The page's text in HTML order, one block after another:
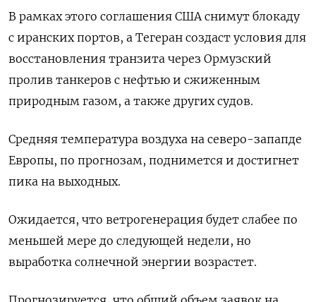
В рамках этого соглашения США снимут блокаду
с иранских портов, а ​Тегеран создаст условия ​для
восстановления ‌транзита через Ормузский
пролив танкеров с нефтью и ​сжиженным
природным газом, а также других судов.
Средняя температура воздуха на северо-запапде
Европы, по прогнозам, поднимется и достигнет
пика на выходных.
Ожидается, что ветрогенерация будет слабее по
меньшей мере до следующей недели, но
выработка солнечной энергии возрастет.